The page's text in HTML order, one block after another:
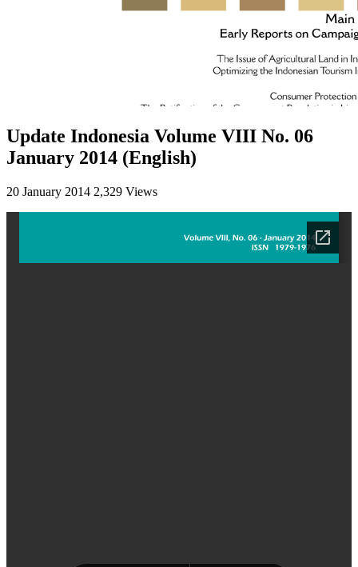
Update Indonesia Volume VIII No. 06
January 2014 (English)
20 January 2014 2,329 Views